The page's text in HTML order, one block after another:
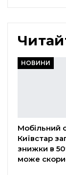
НОВИНИ
Мобільний
Київстар
знижки в
може